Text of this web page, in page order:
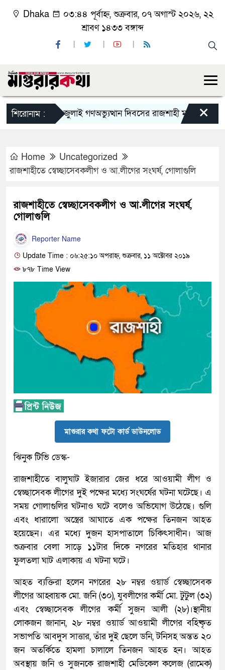
Dhaka
০৩:৪৪ পূর্বাহ্ন, শুক্রবার, ০৭ অগাস্ট ২০২৬, ২২
শ্রাবণ ১৪৩৩ বঙ্গাব্দ
শিরোনাম :জুলাই গণঅভ্যুত্থান দিবসের রাজশাহী মহানগর বিএনপির
×
Home
Uncategorized
রাজশাহীতে স্বেচ্ছাসেবকলীগ ও আ.লীগের সংঘর্ষ, গোলাগুলি
রাজশাহীতে স্বেচ্ছাসেবকলীগ ও আ.লীগের সংঘর্ষ,
গোলাগুলি
Reporter Name
Update Time : ০৬:২৫:১০ অপরাহ্ন, শুক্রবার, ১১ অক্টোবর ২০১৯
৮৭৮ Time View
মাগুরার কথা ফটো কার্ড ডাউনলোড
ঝিনুক টিভি ডেস্ক-
রাজশাহীতে বালুঘাট ইজারার জের ধরে আওয়ামী লীগ ও
স্বেচ্ছাসেবক লীগের দুই পক্ষের মধ্যে সংঘর্ষের ঘটনা ঘটেছে। এ
সময় গোলাগুলির ঘটনাও ঘটে বলেও অভিযোগ উঠেছে। গুলি
এবং ধারালো অস্ত্রের আঘাতে এক পক্ষের তিনজন আহত
হয়েছেন। এর মধ্যে দুজন হাসপাতালে চিকিৎসাধীন। আজ
শুক্রবার বেলা সাড়ে ১১টার দিকে নগরের মতিহার থানার
ফুলতলা ঘাট এলাকায় এ ঘটনা ঘটে।
আহত ব্যক্তিরা হলেন নগরের ২৮ নম্বর ওয়ার্ড স্বেচ্ছাসেবক
লীগের আহ্বায়ক মো. জনি (৩০), যুবলীগের কর্মী মো. টুটুল (৩২)
এবং স্বেচ্ছাসেবক লীগের কর্মী সুজন আলী (২৮)।স্থানীয়
লোকজন জানান, ২৮ নম্বর ওয়ার্ড আওয়ামী লীগের বহিষ্কৃত
সভাপতি আবদুস সাত্তার, তাঁর দুই ছেলে ডনি, টনিসহ অন্তত ২০
জন অতর্কিতে হামলা চালালে তিনজন আহত হন। আহত
অবস্থায় জনি ও সুজনকে রাজশাহী মেডিকেল কলেজ (রামেক)